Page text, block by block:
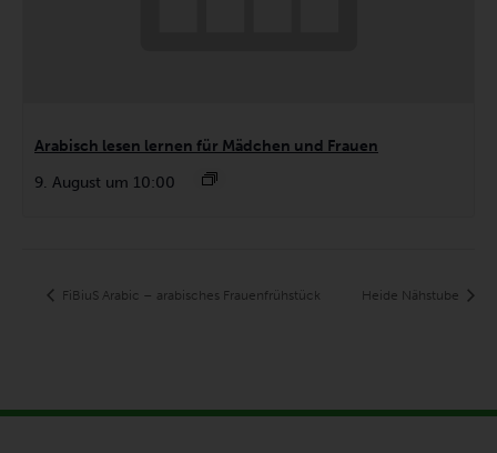
Arabisch lesen lernen für Mädchen und Frauen
9. August um 10:00
FiBiuS Arabic – arabisches Frauenfrühstück Heide Nähstube